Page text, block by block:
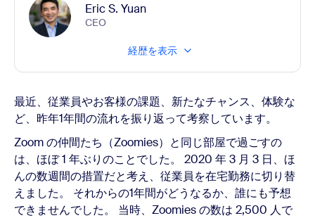
Eric S. Yuan
CEO
経歴を表示
最近、従業員やお客様の課題、新たなチャンス、体験な
ど、昨年1年間の流れを振り返って考察しています。
Zoom の仲間たち（Zoomies）と同じ部屋で過ごすの
は、ほぼ 1 年ぶりのことでした。 2020 年 3 月 3 日、ほ
んの数週間の措置だと考え、従業員を在宅勤務に切り替
えました。 それからの1年間がどうなるか、誰にも予想
できませんでした。 当時、Zoomies の数は 2,500 人で